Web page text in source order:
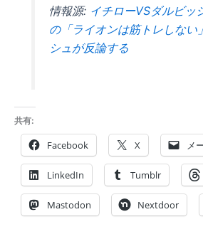
情報源: イチローVSダルビッ
の「ライオンは筋トレしない
シュが反論する
共有:
Facebook X メ
LinkedIn Tumblr
Mastodon Nextdoor